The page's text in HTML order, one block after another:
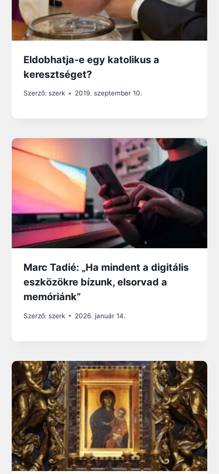
Eldobhatja-e egy katolikus a
keresztséget?
Szerző: szerk 2019. szeptember 10.
Marc Tadié: „Ha mindent a digitális
eszközökre bízunk, elsorvad a
memóriánk”
Szerző: szerk 2026. január 14.